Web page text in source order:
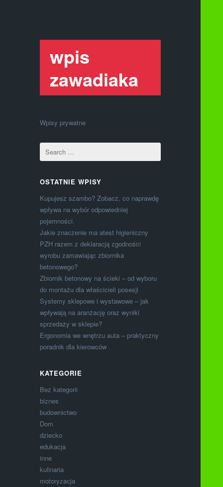
wpis
zawadiaka
Wpisy prywatne
OSTATNIE WPISY
Kupujesz szambo? Zobacz, co naprawdę
wpływa na wybór odpowiedniej
pojemności.
Jakie znaczenie ma atest higieniczny
PZH razem z deklaracją zgodności
wyrobu zamawiając zbiornika
betonowego?
Zbiornik betonowy na ścieki – od wyboru
do montażu dla właścicieli posesji
Systemy sklepowe i wystawowe – jak
wpływają na aranżację oraz wyniki
sprzedaży w sklepie?
Ergonomia we wnętrzu auta – praktyczny
poradnik dla kierowców
KATEGORIE
Bez kategorii
biznes
budownictwo
Dom
dziecko
edukacja
inne
kulinaria
motoryzacja